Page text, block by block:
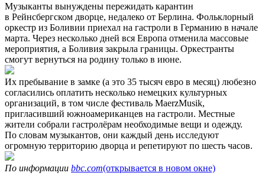
Музыканты вынуждены пережидать карантин
в Рейнсбергском дворце, недалеко от Берлина. Фольклорный
оркестр из Боливии приехал на гастроли в Германию в начале
марта. Через несколько дней вся Европа отменила массовые
мероприятия, а Боливия закрыла границы. Оркестранты
смогут вернуться на родину только в июне.
Их пребывание в замке (а это 35 тысяч евро в месяц) любезно
согласились оплатить несколько немецких культурных
организаций, в том числе фестиваль MaerzMusik,
пригласивший южноамериканцев на гастроли. Местные
жители собрали гастролёрам необходимые вещи и одежду.
По словам музыкантов, они каждый день исследуют
огромную территорию дворца и репетируют по шесть часов.
По информации bbc.com(открывается в новом окне)